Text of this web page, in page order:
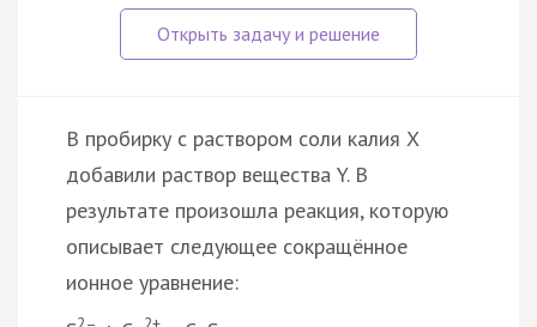
В пробирку с раствором соли калия X
добавили раствор вещества Y. В
результате произошла реакция, которую
описывает следующее сокращённое
ионное уравнение: